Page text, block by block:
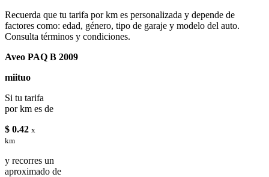
Recuerda que tu tarifa por km es personalizada y depende de
factores como: edad, género, tipo de garaje y modelo del auto.
Consulta términos y condiciones.
Aveo PAQ B 2009
miituo
Si tu tarifa
por km es de
$ 0.42 x
km
y recorres un
aproximado de